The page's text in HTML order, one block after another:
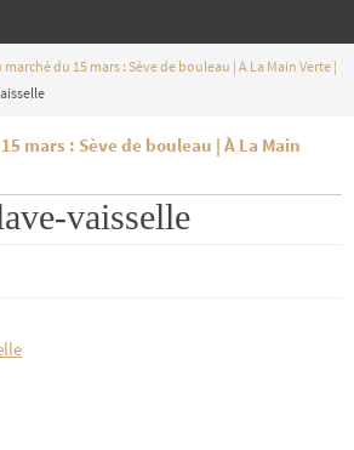
marché du 15 mars : Sève de bouleau | À La Main Verte |
mars : Sève de bouleau | À La Main
vaisselle